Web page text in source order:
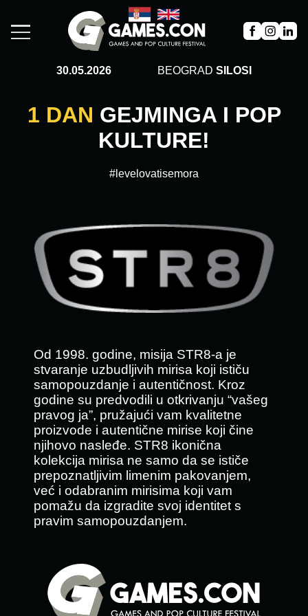
30.05.2026 BEOGRAD SILOSI
1 DAN GEJMINGA I POP
KULTURE!
#levelovatisemora
Od 1998. godine, misija STR8-a je
stvaranje uzbudljivih mirisa koji ističu
samopouzdanje i autentičnost. Kroz
godine su predvodili u otkrivanju “vašeg
pravog ja”, pružajući vam kvalitetne
proizvode i autentične mirise koji čine
njihovo nasleđe. STR8 ikonična
kolekcija mirisa ne samo da se ističe
prepoznatljivim limenim pakovanjem,
već i odabranim mirisima koji vam
pomažu da izgradite svoj identitet s
pravim samopouzdanjem.